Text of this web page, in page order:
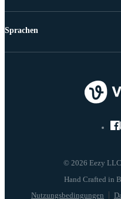
© 2026 Eezy
Nutzungsbedingungen
Sprachen